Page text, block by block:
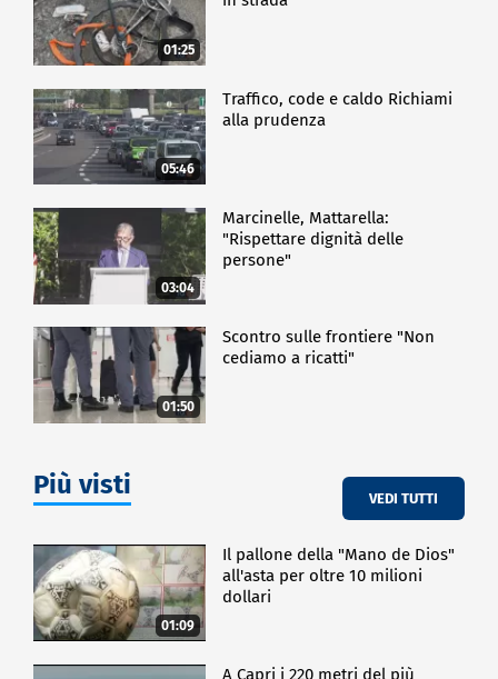
01:25
05:46
Traffico, code e caldo Richiami
alla prudenza
03:04
Marcinelle, Mattarella:
"Rispettare dignità delle
persone"
01:50
Scontro sulle frontiere "Non
cediamo a ricatti"
Più visti VEDI TUTTI
01:09
Il pallone della "Mano de Dios"
all'asta per oltre 10 milioni
dollari
A Capri i 220 metri del più